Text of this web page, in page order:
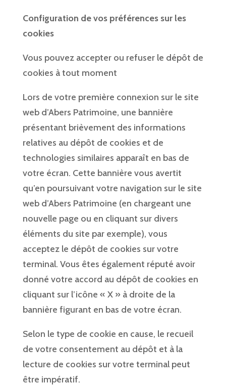
Configuration de vos préférences sur les
cookies
Vous pouvez accepter ou refuser le dépôt de
cookies à tout moment
Lors de votre première connexion sur le site
web d’Abers Patrimoine, une bannière
présentant brièvement des informations
relatives au dépôt de cookies et de
technologies similaires apparaît en bas de
votre écran. Cette bannière vous avertit
qu’en poursuivant votre navigation sur le site
web d’Abers Patrimoine (en chargeant une
nouvelle page ou en cliquant sur divers
éléments du site par exemple), vous
acceptez le dépôt de cookies sur votre
terminal. Vous êtes également réputé avoir
donné votre accord au dépôt de cookies en
cliquant sur l’icône « X » à droite de la
bannière figurant en bas de votre écran.
Selon le type de cookie en cause, le recueil
de votre consentement au dépôt et à la
lecture de cookies sur votre terminal peut
être impératif.